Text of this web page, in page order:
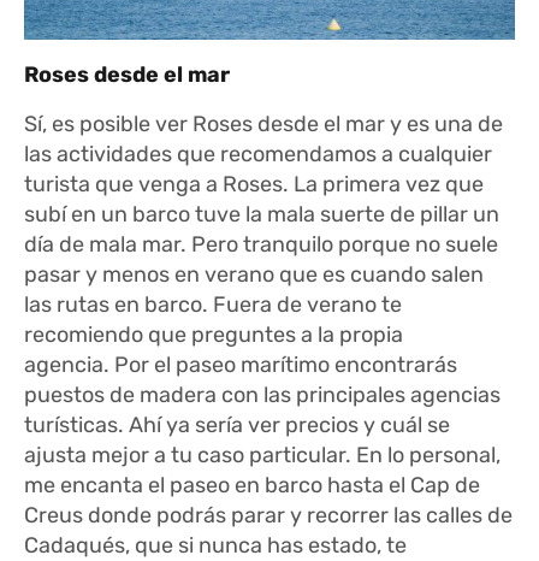
Roses desde el mar
Sí, es posible ver Roses desde el mar y es una de
las actividades que recomendamos a cualquier
turista que venga a Roses. La primera vez que
subí en un barco tuve la mala suerte de pillar un
día de mala mar. Pero tranquilo porque no suele
pasar y menos en verano que es cuando salen
las rutas en barco. Fuera de verano te
recomiendo que preguntes a la propia
agencia. Por el paseo marítimo encontrarás
puestos de madera con las principales agencias
turísticas. Ahí ya sería ver precios y cuál se
ajusta mejor a tu caso particular. En lo personal,
me encanta el paseo en barco hasta el Cap de
Creus donde podrás parar y recorrer las calles de
Cadaqués, que si nunca has estado, te